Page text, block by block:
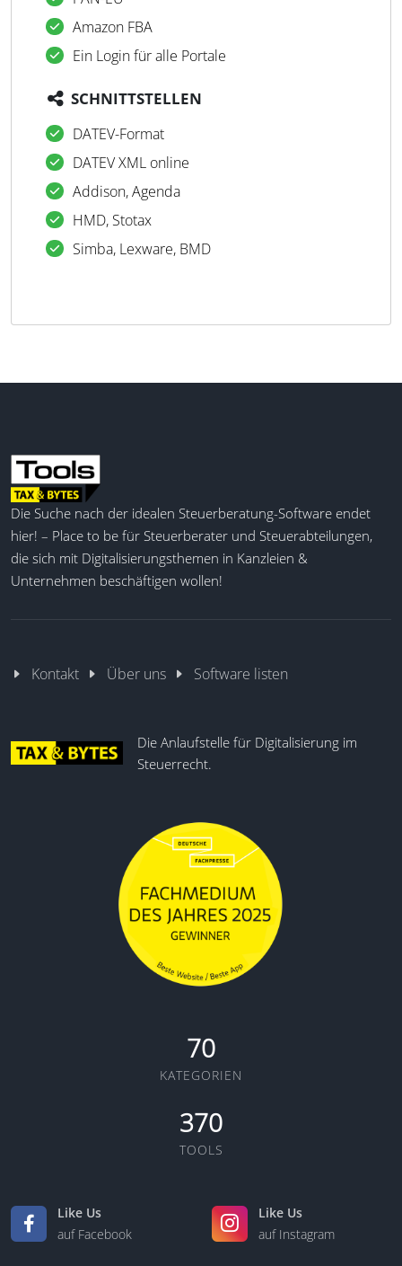
Amazon FBA
Ein Login für alle Portale
SCHNITTSTELLEN
DATEV-Format
DATEV XML online
Addison, Agenda
HMD, Stotax
Simba, Lexware, BMD
Die Suche nach der idealen Steuerberatung-Software endet
hier! – Place to be für Steuerberater und Steuerabteilungen,
die sich mit Digitalisierungsthemen in Kanzleien &
Unternehmen beschäftigen wollen!
Kontakt Über uns Software listen
Die Anlaufstelle für Digitalisierung im
Steuerrecht.
70
KATEGORIEN
370
TOOLS
Like Us
auf Facebook
Like Us
auf Instagram